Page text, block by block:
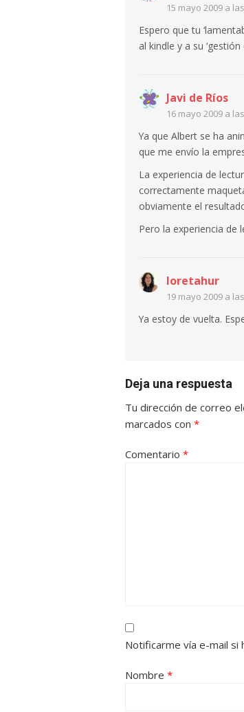
15 mayo 2009 a
Espero que tu
al kindle y a su ‘gestión
Javi de Ríos
16 mayo 2009 a
Ya que Albert se ha
que me envío la
La experiencia de
correctamente
obviamente el
Pero la experiencia de
loretahur
19 mayo 2009 a
Ya estoy de vuelta.
Deja una respuesta
Tu dirección de correo
marcados con *
Comentario *
Notificarme vía e-mail si
Nombre *